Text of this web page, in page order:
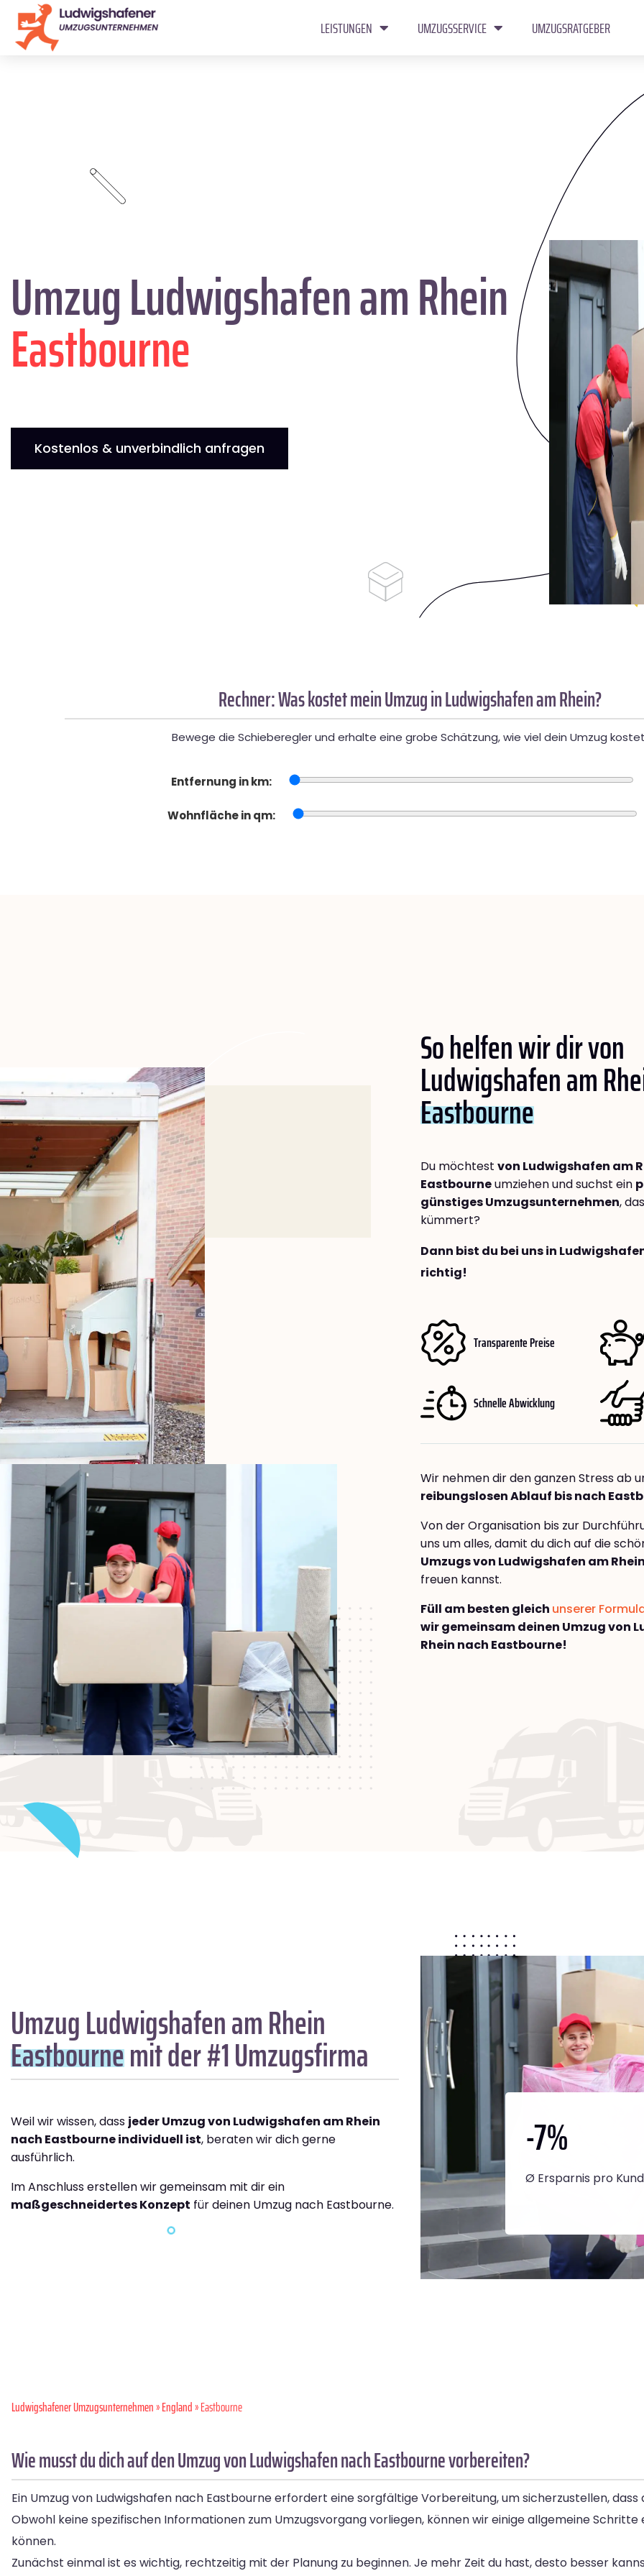
LEISTUNGEN UMZUGSSERVICE UMZUGSRATGEBER
Umzug Ludwigshafen am Rhein
Eastbourne
Kostenlos & unverbindlich anfragen
Rechner: Was kostet mein Umzug in Ludwigshafen am Rhein?
Bewege die Schieberegler und erhalte eine grobe Schätzung, wie viel dein Umzug
Entfernung in km:
Wohnfläche in qm:
So helfen wir dir von
Ludwigshafen am
Eastbourne
Du möchtest von Ludwigshafen am
Eastbourneumziehen und suchst ein
günstiges Umzugsunternehmen,
kümmert?
Dann bist du bei uns in
richtig!
Transparente Preise
Schnelle Abwicklung
Wir nehmen dir den ganzen Stress ab
reibungslosen Ablauf bis nach
Von der Organisation bis zur
uns um alles, damit du dich auf die
Umzugs von Ludwigshafen am
freuen kannst.
Füll am besten gleich unserer
wir gemeinsam deinen Umzug von
Rhein nach Eastbourne!
Umzug Ludwigshafen am Rhein
Eastbournemit der #1 Umzugsfirma
Weil wir wissen, dass jeder Umzug von Ludwigshafen am Rhein
nach Eastbourne individuell ist, beraten wir dich gerne
ausführlich.
Im Anschluss erstellen wir gemeinsam mit dir ein
maßgeschneidertes Konzept für deinen Umzug nach Eastbourne.
-7%
Ø Ersparnis pro
Ludwigshafener Umzugsunternehmen»England» Eastbourne
Wie musst du dich auf den Umzug von Ludwigshafen nach Eastbourne vorbereiten?
Ein Umzug von Ludwigshafen nach Eastbourne erfordert eine sorgfältige Vorbereitung, um sicherzustellen,
Obwohl keine spezifischen Informationen zum Umzugsvorgang vorliegen, können wir einige allgemeine
können.
Zunächst einmal ist es wichtig, rechtzeitig mit der Planung zu beginnen. Je mehr Zeit du hast, desto besser